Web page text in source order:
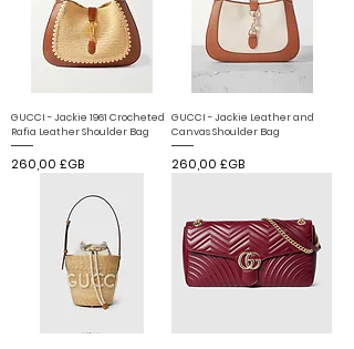
GUCCI - Jackie 1961 Crocheted
Rafia Leather Shoulder Bag
Prix
260,00 £GB
GUCCI - Jackie Leather and
Canvas Shoulder Bag
Prix
260,00 £GB